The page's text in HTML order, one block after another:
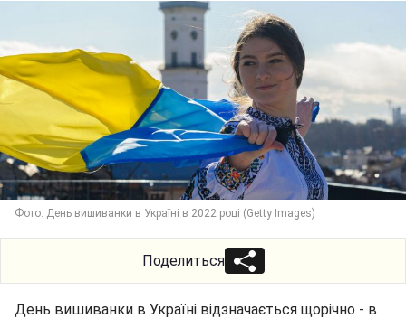
Фото: День вишиванки в Україні в 2022 році (Getty Images)
Поделиться
День вишиванки в Україні відзначається щорічно - в